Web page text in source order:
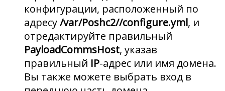
конфигурации, расположенный по
адресу/var/Poshc2//configure.yml, и
отредактируйте правильный
PayloadCommsHost, указав
правильный IP-адрес или имя домена.
Вы также можете выбрать вход в